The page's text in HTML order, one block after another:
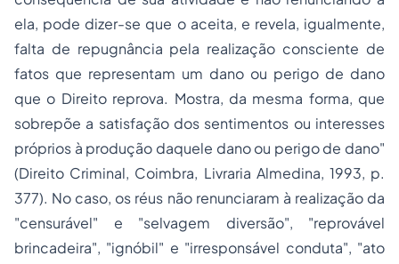
ela, pode dizer-se que o aceita, e revela, igualmente,
falta de repugnância pela realização consciente de
fatos que representam um dano ou perigo de dano
que o Direito reprova. Mostra, da mesma forma, que
sobrepõe a satisfação dos sentimentos ou interesses
próprios à produção daquele dano ou perigo de dano"
(Direito Criminal, Coimbra, Livraria Almedina, 1993, p.
377). No caso, os réus não renunciaram à realização da
"censurável" e "selvagem diversão", "reprovável
brincadeira", "ignóbil" e "irresponsável conduta", "ato